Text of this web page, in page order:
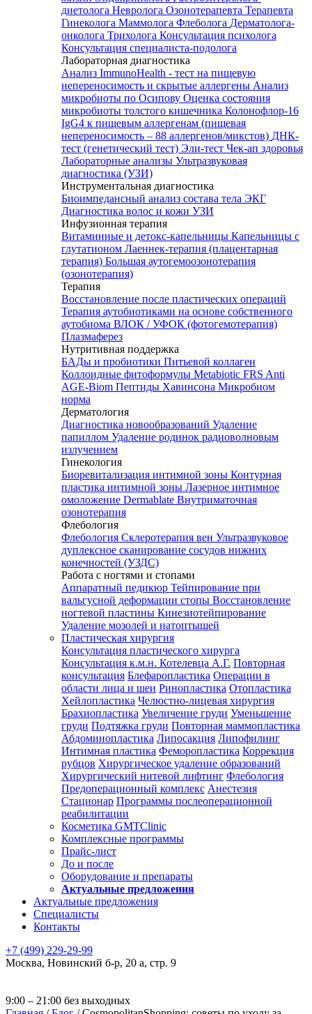
диетолога Невролога Озонотерапевта Терапевта
Гинеколога Маммолога Флеболога Дерматолога-
онколога Трихолога Консультация психолога
Консультация специалиста-подолога
Лабораторная диагностика
Анализ ImmunoHealth - тест на пищевую
непереносимость и скрытые аллергены Анализ
микробиоты по Осипову Оценка состояния
микробиоты толстого кишечника Колонофлор-16
IgG4 к пищевым аллергенам (пищевая
непереносимость – 88 аллергенов/микстов) ДНК-
тест (генетический тест) Эли-тест Чек-ап здоровья
Лабораторные анализы Ультразвуковая
диагностика (УЗИ)
Инструментальная диагностика
Биоимпедансный анализ состава тела ЭКГ
Диагностика волос и кожи УЗИ
Инфузионная терапия
Витаминные и детокс-капельницы Капельницы с
глутатионом Лаеннек-терапия (плацентарная
терапия) Большая аутогемоозонотерапия
(озонотерапия)
Терапия
Восстановление после пластических операций
Терапия аутобиотиками на основе собственного
аутобиома ВЛОК / УФОК (фотогемотерапия)
Плазмаферез
Нутритивная поддержка
БАДы и пробиотики Питьевой коллаген
Коллоидные фитоформулы Metabiotic FRS Anti
AGE-Biom Пептиды Хавинсона Микробиом
норма
Дерматология
Диагностика новообразований Удаление
папиллом Удаление родинок радиоволновым
излучением
Гинекология
Биоревитализация интимной зоны Контурная
пластика интимной зоны Лазерное интимное
омоложение Dermablate Внутриматочная
озонотерапия
Флебология
Флебология Склеротерапия вен Ультразвуковое
дуплексное сканирование сосудов нижних
конечностей (УЗДС)
Работа с ногтями и стопами
Аппаратный педикюр Тейпирование при
вальгусной деформации стопы Восстановление
ногтевой пластины Кинезиотейпирование
Удаление мозолей и натоптышей
Пластическая хирургия
Консультация пластического хирурга
Консультация к.м.н. Котелевца А.Г. Повторная
консультация Блефаропластика Операции в
области лица и шеи Ринопластика Отопластика
Хейлопластика Челюстно-лицевая хирургия
Брахиопластика Увеличение груди Уменьшение
груди Подтяжка груди Повторная маммопластика
Абдоминопластика Липосакция Липофилинг
Интимная пластика Феморопластика Коррекция
рубцов Хирургическое удаление образований
Хирургический нитевой лифтинг Флебология
Предоперационный комплекс Анестезия
Стационар Программы послеоперационной
реабилитации
Косметика GMTClinic
Комплексные программы
Прайс-лист
До и после
Оборудование и препараты
Актуальные предложения
Актуальные предложения
Специалисты
Контакты
+7 (499) 229-29-99
Москва, Новинский б-р, 20 а, стр. 9
9:00 – 21:00 без выходных